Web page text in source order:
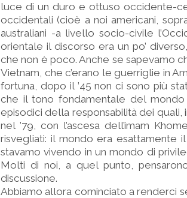
luce di un duro e ottuso occidente-
occidentali (cioè a noi americani,
australiani -a livello socio-civile
orientale il discorso era un po’
che non è poco. Anche se sapevamo
Vietnam, che c’erano le guerriglie in
fortuna, dopo il ’45 non ci sono più
che il tono fondamentale del
episodici della responsabilità dei
nel ’79, con l’ascesa dell’imam
risvegliati: il mondo era esattamente
stavamo vivendo in un mondo di
Molti di noi, a quel punto,
discussione.
Abbiamo allora cominciato a renderci